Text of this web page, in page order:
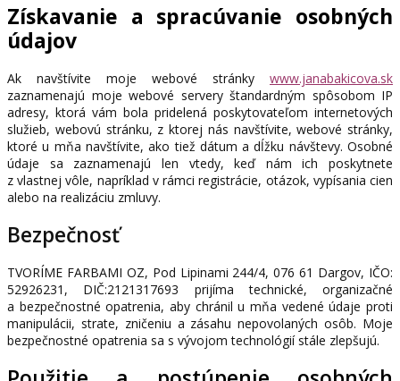
Získavanie a spracúvanie osobných
údajov
Ak navštívite moje webové stránky www.janabakicova.sk
zaznamenajú moje webové servery štandardným spôsobom IP
adresy, ktorá vám bola pridelená poskytovateľom internetových
služieb, webovú stránku, z ktorej nás navštívite, webové stránky,
ktoré u mňa navštívite, ako tiež dátum a dĺžku návštevy. Osobné
údaje sa zaznamenajú len vtedy, keď nám ich poskytnete
z vlastnej vôle, napríklad v rámci registrácie, otázok, vypísania cien
alebo na realizáciu zmluvy.
Bezpečnosť
TVORÍME FARBAMI OZ, Pod Lipinami 244/4, 076 61 Dargov, IČO:
52926231, DIČ:2121317693 prijíma technické, organizačné
a bezpečnostné opatrenia, aby chránil u mňa vedené údaje proti
manipulácii, strate, zničeniu a zásahu nepovolaných osôb. Moje
bezpečnostné opatrenia sa s vývojom technológií stále zlepšujú.